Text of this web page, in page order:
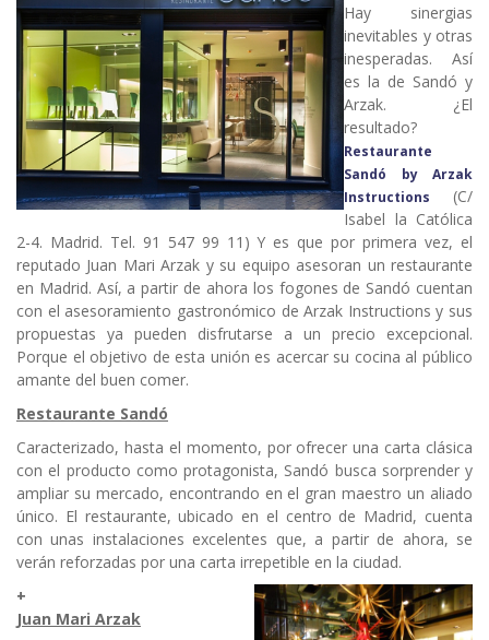
Hay sinergias
inevitables y otras
inesperadas. Así
es la de Sandó y
Arzak. ¿El
resultado?
Restaurante
Sandó by Arzak
Instructions
(C/
Isabel la Católica
2-4. Madrid. Tel. 91 547 99 11) Y es que por primera vez, el
reputado Juan Mari Arzak y su equipo asesoran un restaurante
en Madrid. Así, a partir de ahora los fogones de Sandó cuentan
con el asesoramiento gastronómico de Arzak Instructions y sus
propuestas ya pueden disfrutarse a un precio excepcional.
Porque el objetivo de esta unión es acercar su cocina al público
amante del buen comer.
Restaurante Sandó
Caracterizado, hasta el momento, por ofrecer una carta clásica
con el producto como protagonista, Sandó busca sorprender y
ampliar su mercado, encontrando en el gran maestro un aliado
único. El restaurante, ubicado en el centro de Madrid, cuenta
con unas instalaciones excelentes que, a partir de ahora, se
verán reforzadas por una carta irrepetible en la ciudad.
+
Juan Mari Arzak